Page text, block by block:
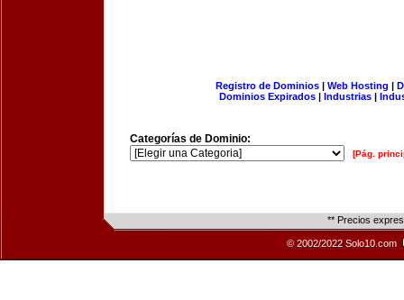
Registro de Dominios| Web Hosting |
Dominios Expirados | Industrias |
Categorías de Dominio:
[Pág.
** Precios
© 2002/2022 Solo10.com